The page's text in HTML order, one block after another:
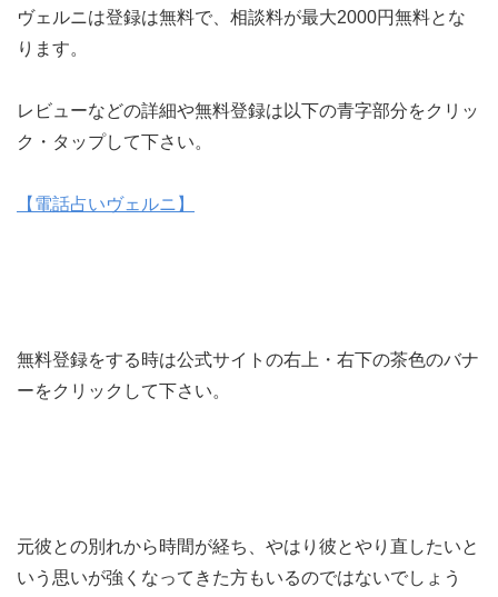
ヴェルニは登録は無料で、相談料が最大2000円無料とな
ります。
レビューなどの詳細や無料登録は以下の青字部分をクリッ
ク・タップして下さい。
【電話占いヴェルニ】
無料登録をする時は公式サイトの右上・右下の茶色のバナ
ーをクリックして下さい。
元彼との別れから時間が経ち、やはり彼とやり直したいと
いう思いが強くなってきた方もいるのではないでしょう